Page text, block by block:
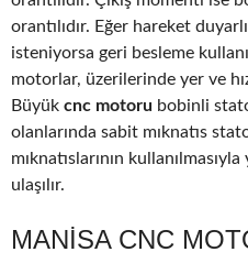
orantılıdır. Eğer hareket
isteniyorsa geri besleme
motorlar, üzerilerinde yer ve
Büyük cnc motoru bobinli
olanlarında sabit mıknatıs
mıknatıslarının
ulaşılır.
MANISA CNC